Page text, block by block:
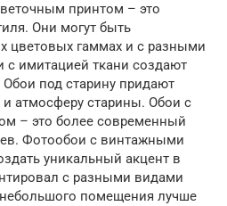
принтом – это
Они могут быть
цветовых гаммах и с разными
с имитацией ткани создают
под старину придают
атмосферу старины. Обои с
– это более современный
Фотообои с винтажными
уникальный акцент в
с разными видами
помещения лучше